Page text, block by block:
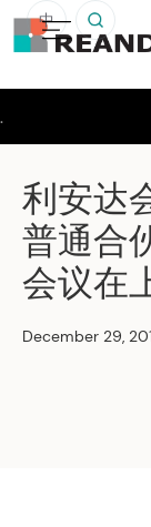
中
利安达
普通合
会议在
December 29,